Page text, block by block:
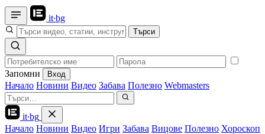
it·bg
Търси
Запомни Вход
Начало Новини Видео Забава Полезно Webmasters
it·bg
Начало Новини Видео Игри Забава Вицове Полезно Хороскоп